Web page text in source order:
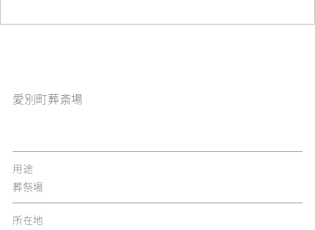
愛別町葬斎場
用途
葬祭場
所在地